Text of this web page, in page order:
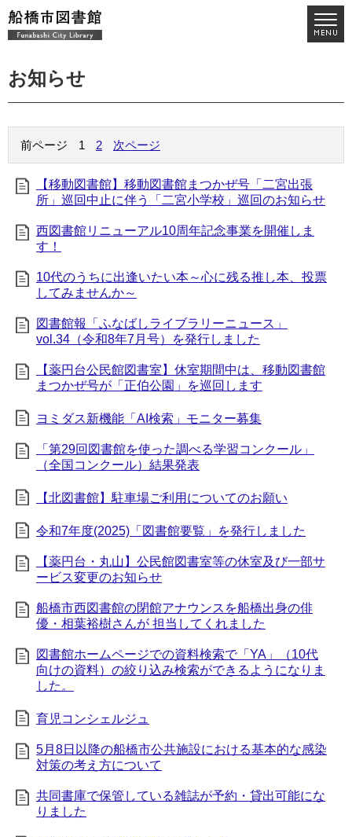
お知らせ
前ページ 1 2 次ページ
【移動図書館】移動図書館まつかぜ号「二宮出張
所」巡回中止に伴う「二宮小学校」巡回のお知らせ
西図書館リニューアル10周年記念事業を開催しま
す！
10代のうちに出逢いたい本～心に残る推し本、投票
してみませんか～
図書館報「ふなばしライブラリーニュース」
vol.34（令和8年7月号）を発行しました
【薬円台公民館図書室】休室期間中は、移動図書館
まつかぜ号が「正伯公園」を巡回します
ヨミダス新機能「AI検索」モニター募集
「第29回図書館を使った調べる学習コンクール」
（全国コンクール）結果発表
【北図書館】駐車場ご利用についてのお願い
令和7年度(2025)「図書館要覧」を発行しました
【薬円台・丸山】公民館図書室等の休室及び一部サ
ービス変更のお知らせ
船橋市西図書館の閉館アナウンスを船橋出身の俳
優・相葉裕樹さんが 担当してくれました
図書館ホームページでの資料検索で「YA」（10代
向けの資料）の絞り込み検索ができるようになりま
した。
育児コンシェルジュ
5月8日以降の船橋市公共施設における基本的な感染
対策の考え方について
共同書庫で保管している雑誌が予約・貸出可能にな
りました